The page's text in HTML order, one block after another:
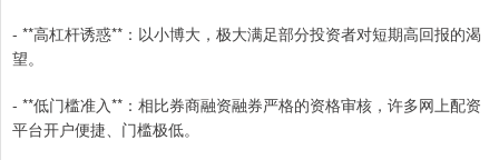
- **高杠杆诱惑**：以小博大，极大满足部分投资者对短期高回报的渴
望。
- **低门槛准入**：相比券商融资融券严格的资格审核，许多网上配资
平台开户便捷、门槛极低。